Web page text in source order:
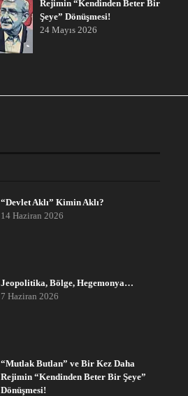
Rejimin “Kendinden Beter Bir
Şeye” Dönüşmesi!
24 Mayıs 2026
“Devlet Aklı” Kimin Aklı?
14 Haziran 2026
Jeopolitika, Bölge, Hegemonya…
7 Haziran 2026
“Mutlak Butlan” ve Bir Kez Daha
Rejimin “Kendinden Beter Bir Şeye”
Dönüşmesi!